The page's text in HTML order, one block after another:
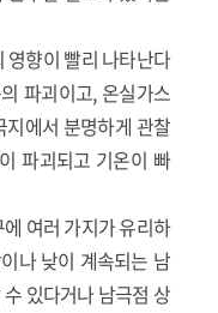
영향이 빨리 나타난다
파괴이고, 온실가스
에서 분명하게 관찰
파괴되고 기온이 빠
여러 가지가 유리하
나 낮이 계속되는 남
있다거나 남극점 상